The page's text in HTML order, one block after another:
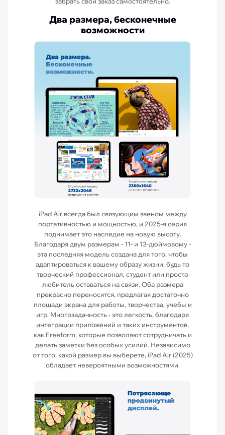
Два размера, бесконечные
возможности
iPad Air всегда был связующим звеном между
портативностью и мощностью, и 2025-я серия
поднимает это наследие на новую высоту.
Благодаря двум размерам - 11- и 13-дюймовому -
эта последняя модель создана для того, чтобы
адаптироваться к вашему образу жизни, будь то
творческий профессионал, студент или просто
любитель оставаться на связи. Оба размера
прекрасно переносятся, предлагая достаточно
площади экрана для работы, творчества, учебы и
игр. Многозадачность - это легкость, благодаря
интеграции приложений и таких инструментов,
как Freeform, которые позволяют сотрудничать и
делать заметки без особых усилий. Независимо
от того, какой размер вы выберете, iPad Air (2025)
обладает невероятными возможностями.